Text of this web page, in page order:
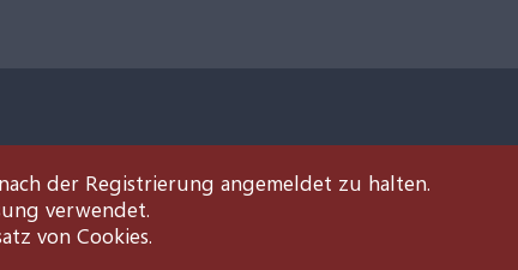
der Registrierung angemeldet zu halten.
verwendet.
von Cookies.